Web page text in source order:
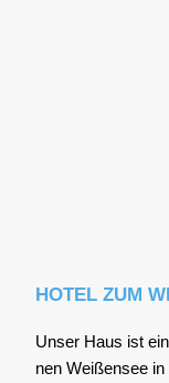
HOTEL ZUM
Unser Haus ist
nen Wei­ßen­see in